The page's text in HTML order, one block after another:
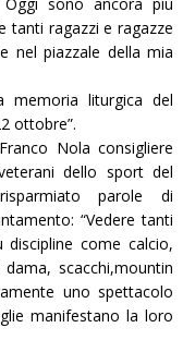
tanti ragazzi e ragazze
nel piazzale della mia
memoria liturgica del
ottobre”.
Nola consigliere
dello sport del
parole di
“Vedere tanti
come calcio,
scacchi,mountin
uno spettacolo
manifestano la loro